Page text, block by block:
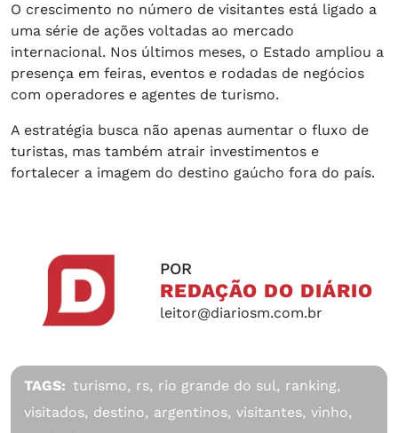
O crescimento no número de visitantes está ligado a
uma série de ações voltadas ao mercado
internacional. Nos últimos meses, o Estado ampliou a
presença em feiras, eventos e rodadas de negócios
com operadores e agentes de turismo.
A estratégia busca não apenas aumentar o fluxo de
turistas, mas também atrair investimentos e
fortalecer a imagem do destino gaúcho fora do país.
POR
REDAÇÃO DO DIÁRIO
leitor@diariosm.com.br
TAGS: turismo, rs, rio grande do sul, ranking,
visitados, destino, argentinos, visitantes, vinho,